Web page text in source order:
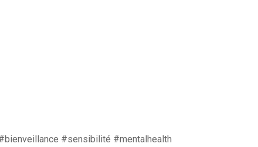
#sensibilité #mentalhealth